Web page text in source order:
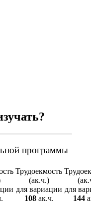
программы
Трудоекмость
(ак.ч.)
для вариации
108ак.ч.
для
144